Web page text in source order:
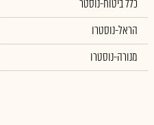
כלל ביטוח-נוסטר
הראל-נוסטרו
מנורה-נוסטרו